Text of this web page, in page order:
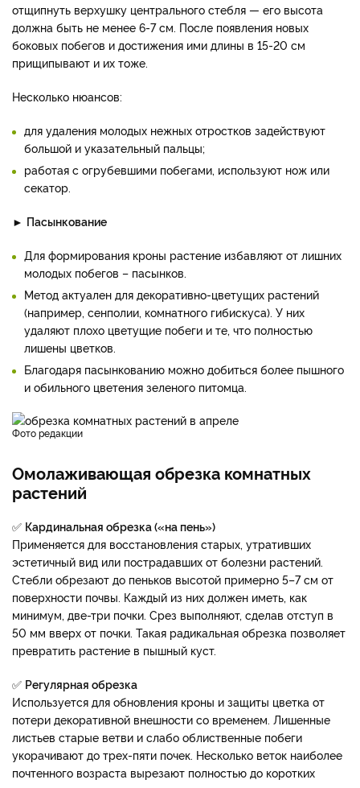
отщипнуть верхушку центрального стебля — его высота
должна быть не менее 6-7 см. После появления новых
боковых побегов и достижения ими длины в 15-20 см
прищипывают и их тоже.
Несколько нюансов:
для удаления молодых нежных отростков задействуют
большой и указательный пальцы;
работая с огрубевшими побегами, используют нож или
секатор.
► Пасынкование
Для формирования кроны растение избавляют от лишних
молодых побегов – пасынков.
Метод актуален для декоративно-цветущих растений
(например, сенполии, комнатного гибискуса). У них
удаляют плохо цветущие побеги и те, что полностью
лишены цветков.
Благодаря пасынкованию можно добиться более пышного
и обильного цветения зеленого питомца.
фото редакции
Омолаживающая обрезка комнатных
растений
✅ Кардинальная обрезка («на пень»)
Применяется для восстановления старых, утративших
эстетичный вид или пострадавших от болезни растений.
Стебли обрезают до пеньков высотой примерно 5–7 см от
поверхности почвы. Каждый из них должен иметь, как
минимум, две-три почки. Срез выполняют, сделав отступ в
50 мм вверх от почки. Такая радикальная обрезка позволяет
превратить растение в пышный куст.
✅ Регулярная обрезка
Используется для обновления кроны и защиты цветка от
потери декоративной внешности со временем. Лишенные
листьев старые ветви и слабо облиственные побеги
укорачивают до трех-пяти почек. Несколько веток наиболее
почтенного возраста вырезают полностью до коротких